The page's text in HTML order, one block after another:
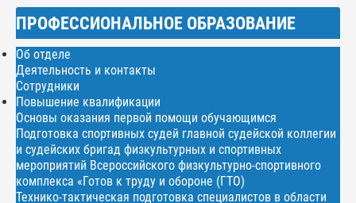
ПРОФЕССИОНАЛЬНОЕ ОБРАЗОВАНИЕ
Об отделе
Деятельность и контакты
Сотрудники
Повышение квалификации
Основы оказания первой помощи обучающимся
Подготовка спортивных судей главной судейской коллегии
и судейских бригад физкультурных и спортивных
мероприятий Всероссийского физкультурно-спортивного
комплекса «Готов к труду и обороне (ГТО)
Технико-тактическая подготовка специалистов в области